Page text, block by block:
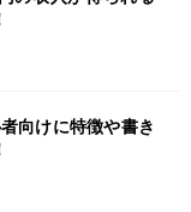
向けに特徴や書き